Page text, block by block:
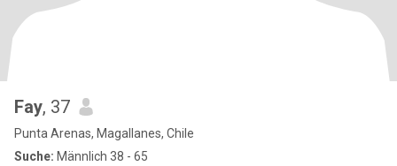
Fay, 37
Punta Arenas, Magallanes, Chile
Suche: Männlich 38 - 65